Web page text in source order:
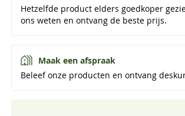
Hetzelfde product elders goedkoper
ons weten en ontvang de beste prijs.
Maak een afspraak
Beleef onze producten en ontvang